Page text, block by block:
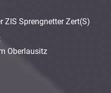
ZIS Sprengnetter Zert(S)
Oberlausitz